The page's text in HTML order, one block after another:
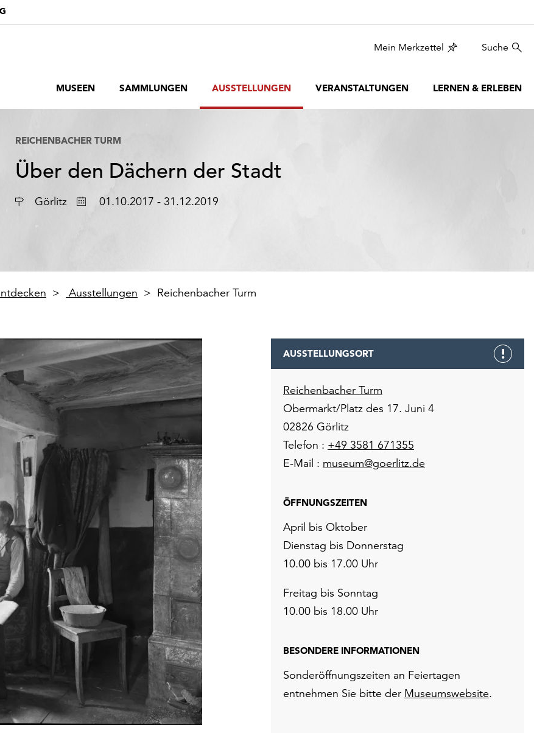
Mein Merkzettel Suche
MUSEEN SAMMLUNGEN AUSSTELLUNGEN VERANSTALTUNGEN LERNEN & ERLEBEN
REICHENBACHER TURM
Über den Dächern der Stadt
Ort Görlitz Datum01.10.2017 - 31.12.2019
Ausstellungen Reichenbacher Turm
AUSSTELLUNGSORT
Reichenbacher Turm
Obermarkt/Platz des 17. Juni 4
02826 Görlitz
Telefon : +49 3581 671355
E-Mail : museum@goerlitz.de
ÖFFNUNGSZEITEN
April bis Oktober
Dienstag bis Donnerstag
10.00 bis 17.00 Uhr
Freitag bis Sonntag
10.00 bis 18.00 Uhr
BESONDERE INFORMATIONEN
Sonderöffnungszeiten an Feiertagen
entnehmen Sie bitte der Museumswebsite.